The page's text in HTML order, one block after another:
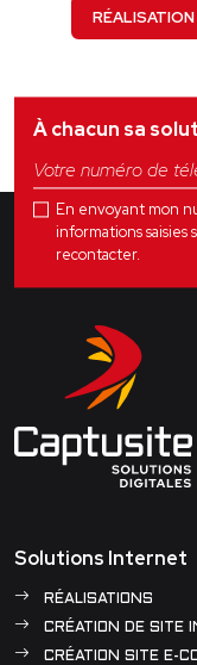
À chacun sa
En envoyant mon
informations
recontacter.
Solutions Internet
RÉALISATIONS
CRÉATION DE SITE
CRÉATION SITE E-